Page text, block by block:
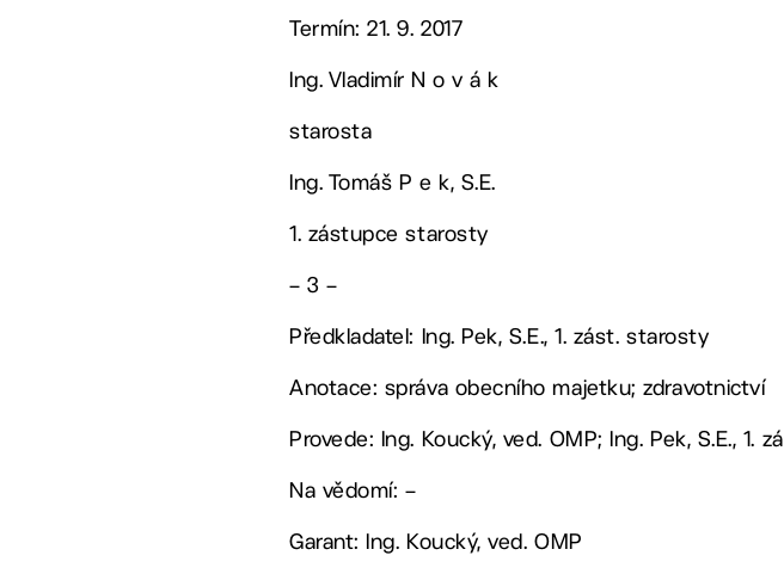
Termín: 21. 9. 2017
Ing. Vladimír N o v á k
starosta
Ing. Tomáš P e k, S.E.
1. zástupce starosty
– 3 –
Předkladatel: Ing. Pek, S.E., 1. zást. starosty
Anotace: správa obecního majetku; zdravotnictví
Provede: Ing. Koucký, ved. OMP; Ing. Pek, S.E., 1.
Na vědomí: –
Garant: Ing. Koucký, ved. OMP